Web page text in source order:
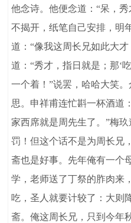
他念诗。他便念道：“呆，
不揭开，纸笔自己安排，明
道：“像我这周长兄如此大
道：“秀才，指日就是；那‘
一个着！”说罢，哈哈大笑
思。申祥甫连忙斟一杯酒道
家西席就是周先生了。”梅
罚！但这个话不是为周长兄
斋也是好事。先年俺有一个
学，老师送了丁祭的胙肉来
吃，圣人就要计较了：大则
斋。俺这周长兄，只到今年